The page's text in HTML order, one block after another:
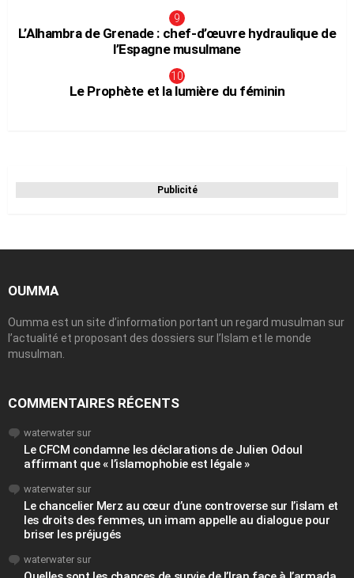
L’Alhambra de Grenade : chef-d’œuvre hydraulique de
l’Espagne musulmane
Le Prophète et la lumière du féminin
Publicité
OUMMA
Oumma est un site d’information portant un regard musulman sur
l’actualité et proposant des dossiers sur l’Islam et le monde
musulman.
COMMENTAIRES RÉCENTS
waterwater sur
Le CFCM condamne les déclarations de Julien Odoul
affirmant que « l’islamophobie est légale »
waterwater sur
Le chancelier Merz au cœur d’une controverse sur l’islam et
les droits des femmes, un imam appelle au dialogue pour
briser les préjugés
waterwater sur